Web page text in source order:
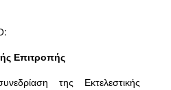
Επιτροπής
της Εκτελεστικής